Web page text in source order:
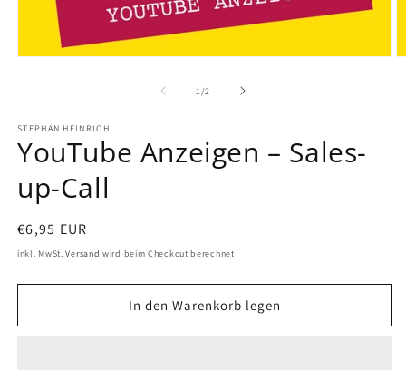
1 /von
2
STEPHAN HEINRICH
YouTube Anzeigen – Sales-
up-Call
Normaler
Preis
€6,95 EUR
inkl. MwSt.Versand wird beim Checkout berechnet
In den Warenkorb legen